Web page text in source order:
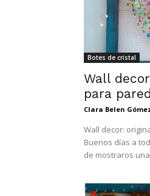
Botes de cristal
Wall
para
Clara Belen
Wall decor:
Buenos días a
de mostraros